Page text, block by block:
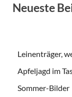
Neueste
Leinenträger,
Apfeljagd im
Sommer-Bilder